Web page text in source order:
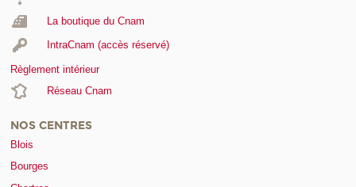
La boutique du Cnam
IntraCnam (accès réservé)
Règlement intérieur
Réseau Cnam
NOS CENTRES
Blois
Bourges